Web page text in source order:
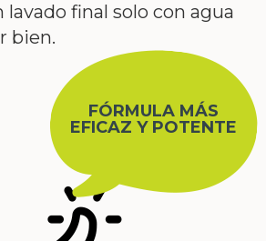
final solo con agua
bien.
FÓRMULA MÁS
EFICAZ Y POTENTE